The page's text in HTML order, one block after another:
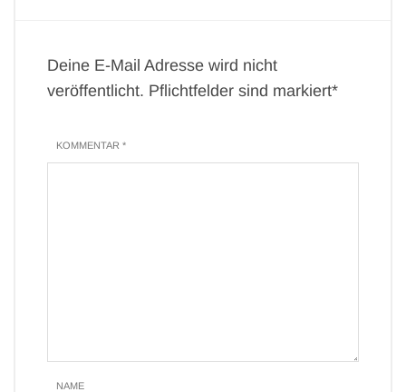
Deine E-Mail Adresse wird nicht
veröffentlicht. Pflichtfelder sind markiert*
KOMMENTAR *
NAME